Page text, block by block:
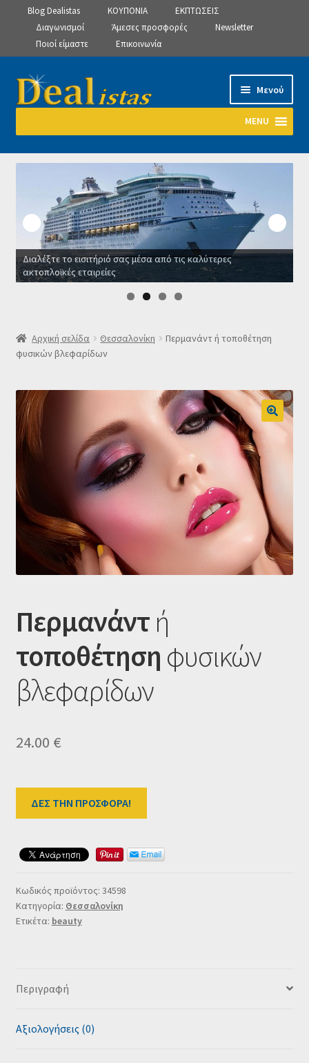
Blog Dealistas ΚΟΥΠΟΝΙΑ
ΕΚΠΤΩΣΕΙΣ
Διαγωνισμοί
Άμεσες προσφορές
Newsletter
Ποιοί είμαστε
Επικοινωνία
Απευθείας
μετάβαση
πλοήγηση
Μετάβαση
σε
Μενού
MENU
Αρχική
Manage Subscriptions
Manage Subscriptions
Manage Subscriptions
SLIDER
Δελτίο νέων
Επιβεβαίωση εγγραφής στο Newsletter του Dealistas.gr
Επικοινωνία
Καλάθι
Κατάστημα
Ταμείο
HOME
Διαλέξτε το εισιτήριό σας μέσα από τις καλύτερες
ακτοπλοϊκές εταιρείες
Αρχική σελίδα Θεσσαλονίκη
Περμανάντ ή τοποθέτηση
φυσικών βλεφαρίδων
Περμανάντή
τοποθέτηση φυσικών
βλεφαρίδων
24.00 €
ΔΕΣ ΤΗΝ ΠΡΟΣΦΟΡΑ!
Κωδικός προϊόντος: 34598
Κατηγορία: Θεσσαλονίκη
Ετικέτα: beauty
Περιγραφή
Αξιολογήσεις (0)